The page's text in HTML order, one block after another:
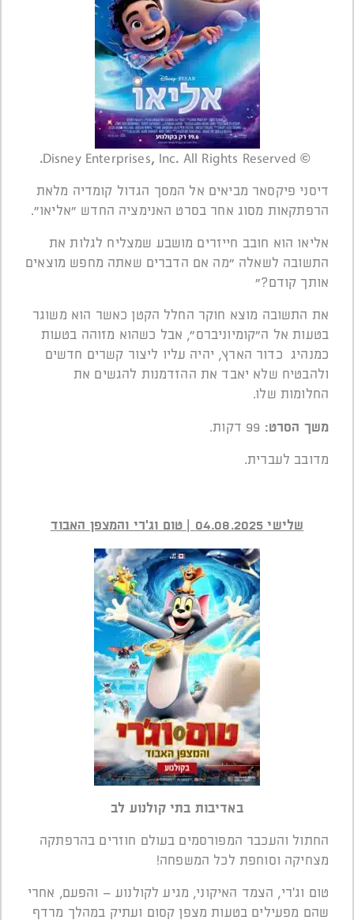
© Disney Enterprises, Inc. All Rights Reserved.
דיסני פיקסאר מביאים אל המסך הגדול קומדיה מלאת
הרפתקאות מסוג אחר בסרט האנימציה החדש "אליאו".
אליאו הוא חובב חייזרים מושבע שמצליח לגלות את
התשובה לשאלה "מה אם הדברים שאתה מחפש מוצאים
אותך קודם?"
את התשובה מוצא חוקר החלל הקטן כאשר הוא משוגר
בטעות אל ה"קומיוניברס", אבל כשהוא מזוהה בטעות
כמנהיג כדור הארץ, יהיה עליו ליצור קשרים חדשים
ולהבטיח שלא יאבד את ההזדמנות להגשים את
החלומות שלו.
משך הסרט:
מדובב לעברית.
שלישי 04.08.2025 | טום וג'רי והמצפן האבוד
באדיבות בתי קולנוע לב
החתול והעכבר המפורסמים בעולם חוזרים בהרפתקה
מצחיקה וסוחפת לכל המשפחה!
טום וג'רי, הצמד האיקוני, מגיע לקולנוע – והפעם, אחרי
שהם מפעילים בטעות מצפן קסום ועתיק במהלך מרדף